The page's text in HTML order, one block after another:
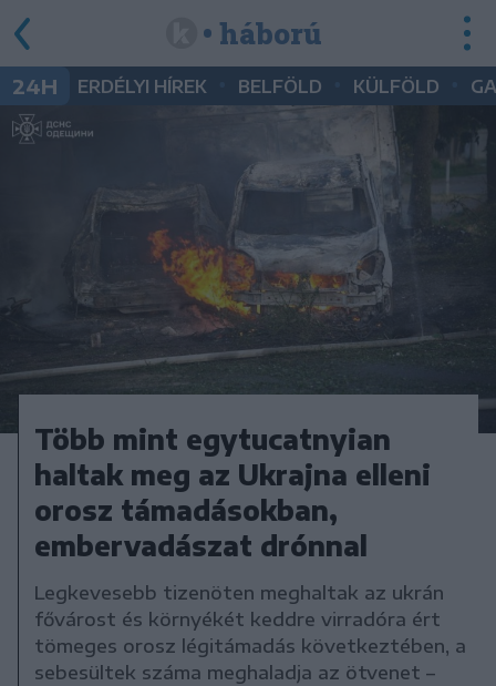
• háború
24H ERDÉLYI HÍREK BELFÖLD KÜLFÖLD
Több mint egytucatnyian
haltak meg az Ukrajna elleni
orosz támadásokban,
embervadászat drónnal
Legkevesebb tizenöten meghaltak az ukrán
fővárost és környékét keddre virradóra ért
tömeges orosz légitámadás következtében, a
sebesültek száma meghaladja az ötvenet –